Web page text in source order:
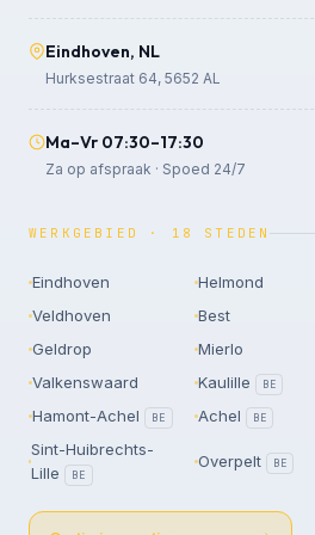
Eindhoven, NL
Hurksestraat 64, 5652 AL
Ma–Vr 07:30–17:30
Za op afspraak · Spoed 24/7
WERKGEBIED · 18 STEDEN
Eindhoven Helmond
Veldhoven
Best
Geldrop
Mierlo
Valkenswaard
Kaulille BE
Hamont-Achel BE Achel BE
Sint-Huibrechts-
Lille
BE
Overpelt BE